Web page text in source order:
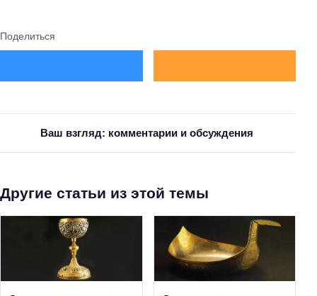
Поделиться
Ваш взгляд: комментарии и обсуждения
Другие статьи из этой темы